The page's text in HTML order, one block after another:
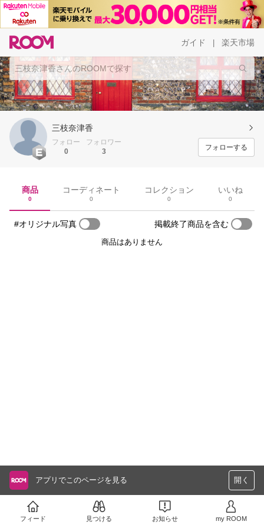
ガイド 楽天市場
三枝奈津香
フォロー
0
フォロワー
3
フォローする
商品
0
コーディネート
0
コレクション
0
いいね
0
#オリジナル写真 掲載終了商品を含む
商品はありません
アプリでこのページを見る 開く
フィード 見つける お知らせ my ROOM